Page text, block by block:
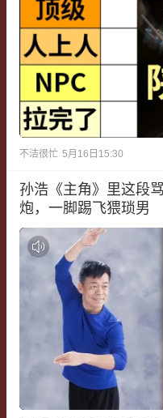
不洁很忙 5月16日15:30
孙浩《主角》里这段
炮，一脚踢飞猥琐男